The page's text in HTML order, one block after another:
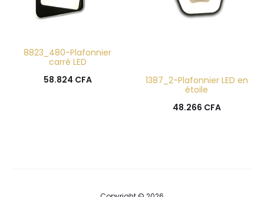
8823_480-Plafonnier
carré LED
58.824 CFA
1387_2-Plafonnier LED en
étoile
48.266 CFA